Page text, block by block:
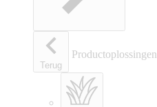
Terug
Productoplossingen